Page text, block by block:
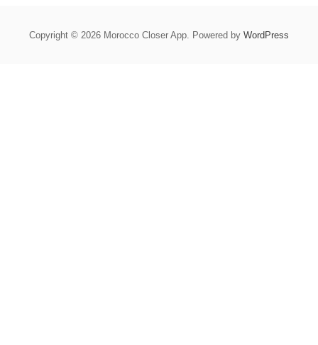
Copyright © 2026 Morocco Closer App. Powered by WordPress